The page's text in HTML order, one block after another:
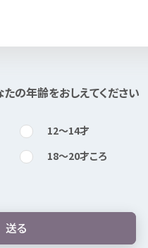
たの年齢をおしえてください
12〜14才
18〜20才ころ
送る
をもとにMexで作成しました